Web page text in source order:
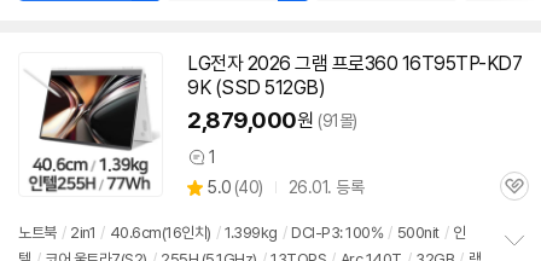
LG전자 2026 그램 프로360 16T95TP-KD7
9K (SSD 512GB)
2,879,000원 (91몰)
상
품
견
1
별
점
5.0 (상
리
40) 26.01. 등록
관
노트북 / 2in1 / 40.6cm(16인치) / 1.399kg / DCI-P3: 100% / 500nit / 인